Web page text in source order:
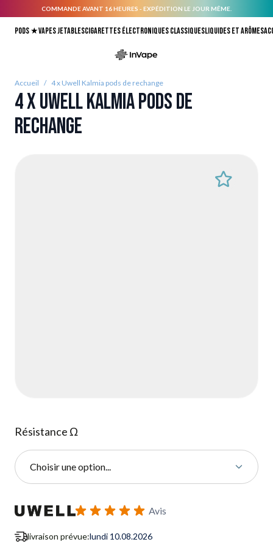
COMMANDE AVANT 16 HEURES - EXPÉDITION LE JOUR MÊME.
Pods ★Vapes jetablesCigarettes électroniques classiquesLiquides et arômes
Accueil / 4 x Uwell Kalmia pods de rechange
4 x Uwell Kalmia pods de
rechange
Résistance Ω
Choisir une option...
S'abonner au formulaire de notification de retour en stock
Avis
livraison prévue:lundi 10.08.2026